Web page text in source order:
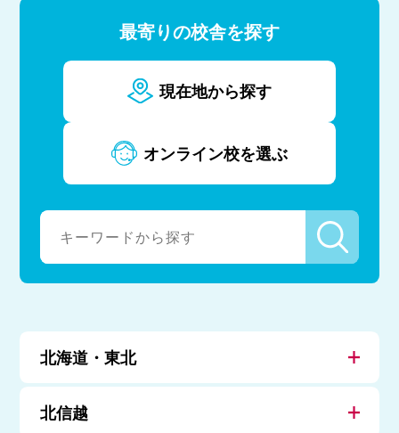
最寄りの校舎を探す
現在地から探す
オンライン校を選ぶ
北海道・東北
北信越